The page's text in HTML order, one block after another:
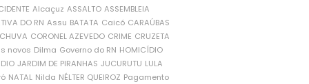
Alcaçuz ASSALTO ASSEMBLEIA
DO RN Assu BATATA Caicó CARAÚBAS
CORONEL AZEVEDO CRIME CRUZETA
novos Dilma Governo do RN HOMICÍDIO
JARDIM DE PIRANHAS JUCURUTU LULA
NATAL Nilda NÉLTER QUEIROZ Pagamento